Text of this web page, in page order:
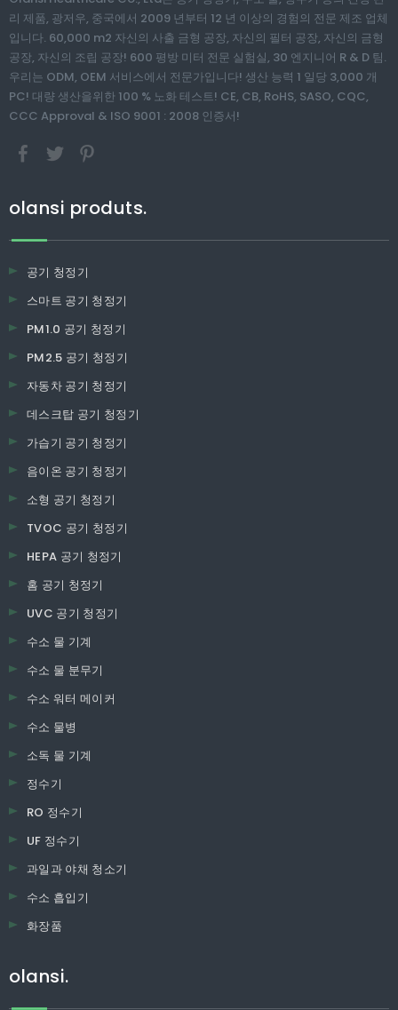
리 제품, 광저우, 중국에서 2009 년부터 12 년 이상의 경험의 전문 제조 업체
입니다. 60,000 m2 자신의 사출 금형 공장, 자신의 필터 공장, 자신의 금형
공장, 자신의 조립 공장! 600 평방 미터 전문 실험실, 30 엔지니어 R & D 팀.
우리는 ODM, OEM 서비스에서 전문가입니다! 생산 능력 1 일당 3,000 개
PC! 대량 생산을위한 100 % 노화 테스트! CE, CB, RoHS, SASO, CQC,
CCC Approval & ISO 9001 : 2008 인증서!
olansi produts.
공기 청정기
스마트 공기 청정기
PM1.0 공기 청정기
PM2.5 공기 청정기
자동차 공기 청정기
데스크탑 공기 청정기
가습기 공기 청정기
음이온 공기 청정기
소형 공기 청정기
TVOC 공기 청정기
HEPA 공기 청정기
홈 공기 청정기
UVC 공기 청정기
수소 물 기계
수소 물 분무기
수소 워터 메이커
수소 물병
소독 물 기계
정수기
RO 정수기
UF 정수기
과일과 야채 청소기
수소 흡입기
화장품
olansi.